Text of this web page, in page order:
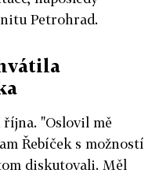
Petrohrad.
"Oslovil mě
Řebíček s možností
diskutovali. Měl